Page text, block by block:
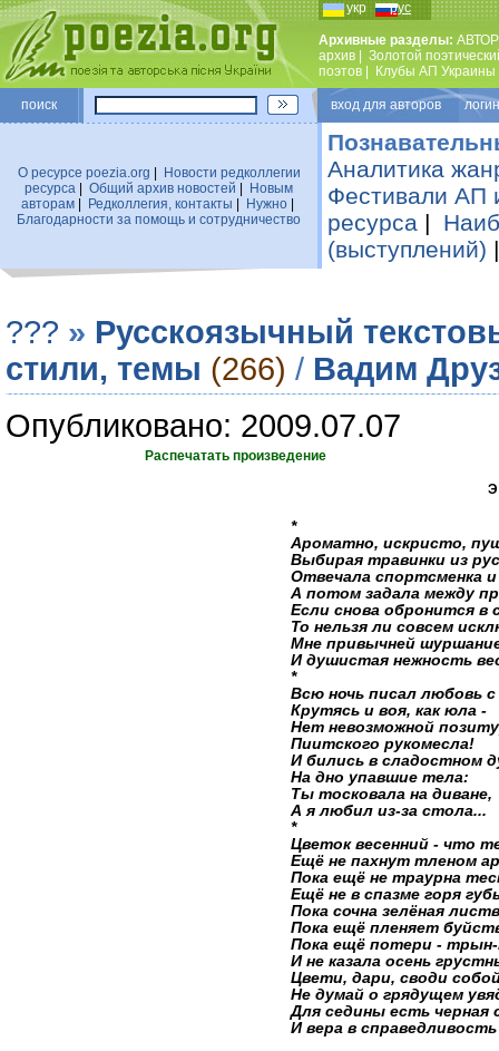
укр рус
Архивные разделы:
архив
Золотой
поэтов
Клубы АП Украины
поиск вход для авторов
О ресурсе poezia.org
Новости редколлегии
ресурса
Общий архив новостей
Новым
авторам| Редколлегия, контакты Нужно|
Благодарности за помощь и сотрудничество
Аналитика
Фестивали АП
ресурса |
(выступлений)
??? » Русскоязычный
стили, темы (266) / Вадим
Опубликовано: 2009.07.07
Распечатать произведение
Э
*
Ароматно, искристо,
Выбирая травинки из
Отвечала спортсменка
А потом задала между
Если снова обронится в
То нельзя ли совсем
Мне привычней
И душистая нежность
*
Всю ночь писал любовь
Крутясь и воя, как юла -
Нет невозможной
Пиитского рукомесла!
И бились в сладостном
На дно упавшие тела:
Ты тосковала на диване,
А я любил из-за стола...
*
Цветок весенний - что
Ещё не пахнут тленом
Пока ещё не траурна
Ещё не в спазме горя
Пока сочна зелёная
Пока ещё пленяет
Пока ещё потери -
И не казала осень
Цвети, дари, своди
Не думай о грядущем
Для седины есть черная
И вера в